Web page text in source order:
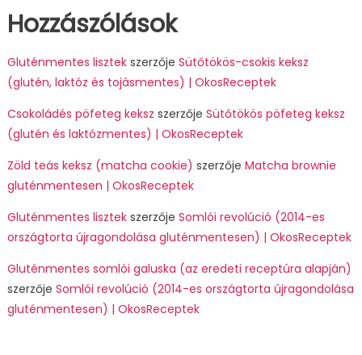
Hozzászólások
Gluténmentes lisztekszerzője Sütőtökös-csokis keksz
(glutén, laktóz és tojásmentes) | OkosReceptek
Csokoládés pöfeteg keksz szerzője Sütőtökös pöfeteg keksz
(glutén és laktózmentes) | OkosReceptek
Zöld teás keksz (matcha cookie) szerzője Matcha brownie
gluténmentesen | OkosReceptek
Gluténmentes lisztekszerzője Somlói revolúció (2014-es
országtorta újragondolása gluténmentesen) | OkosReceptek
Gluténmentes somlói galuska (az eredeti receptúra alapján)
szerzője Somlói revolúció (2014-es országtorta újragondolása
gluténmentesen) | OkosReceptek